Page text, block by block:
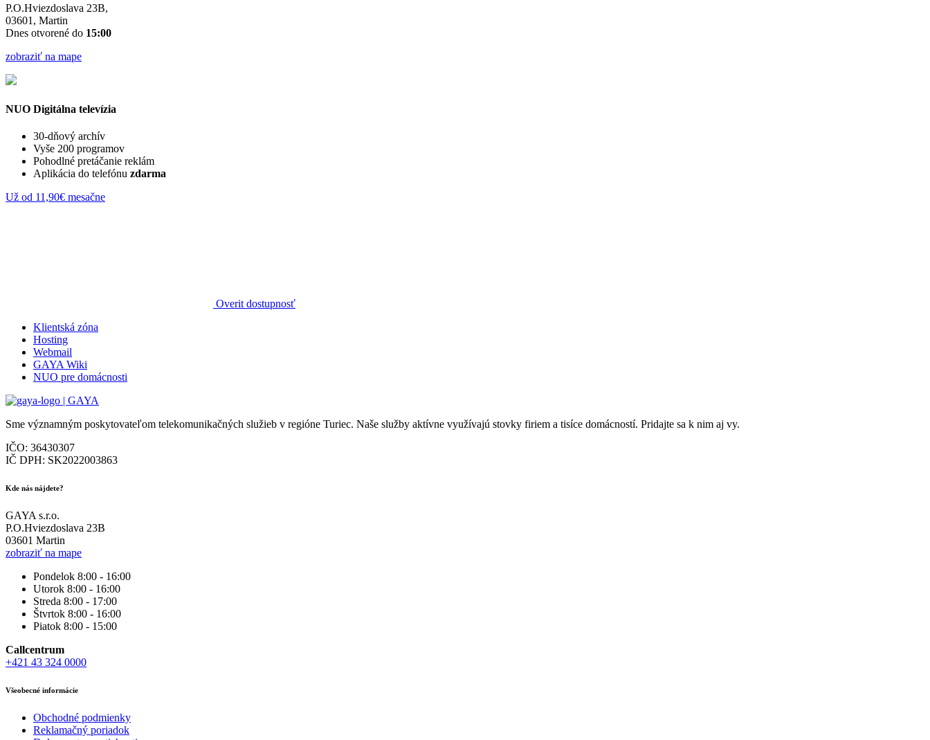
P.O.Hviezdoslava 23B,
03601, Martin
Dnes otvorené do 15:00
zobraziť na mape
NUO Digitálna televízia
30-dňový archív
Vyše 200 programov
Pohodlné pretáčanie reklám
Aplikácia do telefónu zdarma
Už od 11,90€ mesačne
Overit dostupnosť
Klientská zóna
Hosting
Webmail
GAYA Wiki
NUO pre domácnosti
Sme významným poskytovateľom telekomunikačných služieb v regióne Turiec. Naše služby aktívne využívajú stovky firiem a tisíce domácností. Pridajte sa k nim aj vy.
IČO: 36430307
IČ DPH: SK2022003863
Kde nás nájdete?
GAYA s.r.o.
P.O.Hviezdoslava 23B
03601 Martin
zobraziť na mape
Pondelok 8:00 - 16:00
Utorok 8:00 - 16:00
Streda 8:00 - 17:00
Štvrtok 8:00 - 16:00
Piatok 8:00 - 15:00
Callcentrum
+421 43 324 0000
Všeobecné informácie
Obchodné podmienky
Reklamačný poriadok